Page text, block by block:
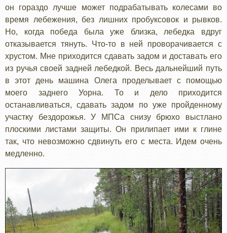
он гораздо лучше может подрабатывать колесами во
время лебежения, без лишних пробуксовок и рывков.
Но, когда победа была уже близка, лебедка вдруг
отказывается тянуть. Что-то в ней проворачивается с
хрустом. Мне приходится сдавать задом и доставать его
из ручья своей задней лебедкой. Весь дальнейший путь
в этот день машина Олега проделывает с помощью
моего заднего Уорна. То и дело приходится
останавливаться, сдавать задом по уже пройденному
участку бездорожья. У МПСа снизу брюхо выстлано
плоскими листами защиты. Он прилипает ими к глине
так, что невозможно сдвинуть его с места. Идем очень
медленно.